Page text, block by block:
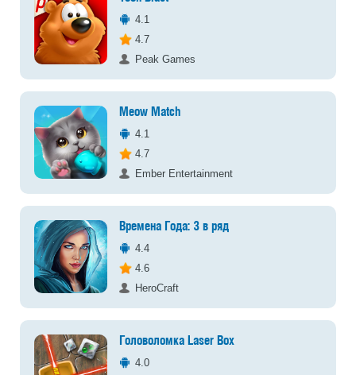
4.1
4.7
Peak Games
Meow Match
4.1
4.7
Ember Entertainment
Времена Года: 3 в ряд
4.4
4.6
HeroCraft
Головоломка Laser Box
4.0